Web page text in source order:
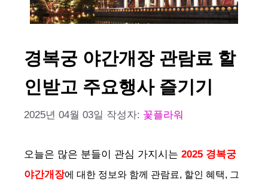
경복궁 야간개장 관람료 할
인받고 주요행사 즐기기
2025년 04월 03일 작성자: 꽃플라워
오늘은 많은 분들이 관심 가지시는 2025 경복궁
야간개장에 대한 정보와 함께 관람료, 할인 혜택, 그